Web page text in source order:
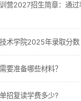
营2027招生简章：通
术学院2025年录取分数
要准备哪些材料？
招复读学费多少?